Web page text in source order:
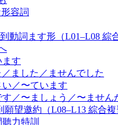
容詞
動詞ます形（L01–L08 綜
す
ました／ませんでした
／〜ています
／〜ましょう／〜ません
望邀約（L08–L13 綜合複
力特訓